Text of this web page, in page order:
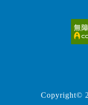
Copyright©